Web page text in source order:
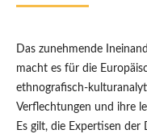
Das zunehmende
macht es für die
ethnografisch-
Verflechtungen und ihre
Es gilt, die Expertisen der